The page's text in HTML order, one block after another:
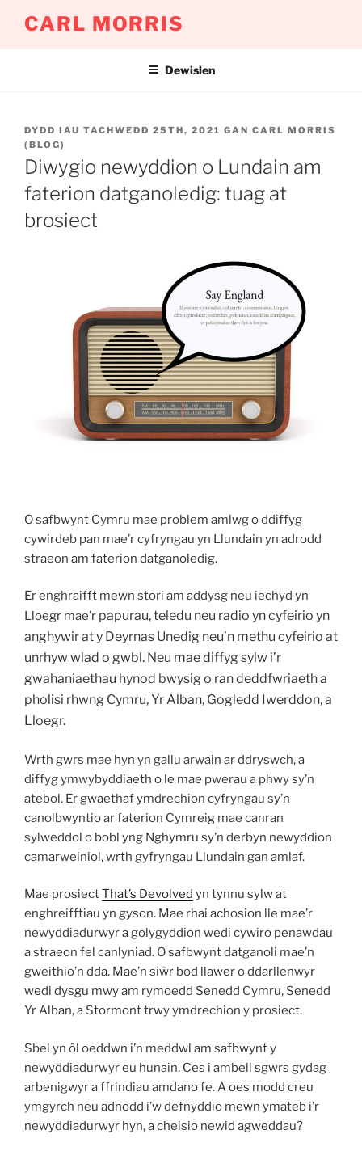
CARL MORRIS
Dewislen
COFNODWYD
AR
DYDD IAU TACHWEDD 25TH, 2021 GAN CARL MORRIS
(BLOG)
Diwygio newyddion o Lundain am
faterion datganoledig: tuag at
brosiect
O safbwynt Cymru mae problem amlwg o ddiffyg
cywirdeb pan mae’r cyfryngau yn Llundain yn adrodd
straeon am faterion datganoledig.
Er enghraifft mewn stori am addysg neu iechyd yn
Lloegr mae’r papurau, teledu neu radio yn cyfeirio yn
anghywir at y Deyrnas Unedig neu’n methu cyfeirio at
unrhyw wlad o gwbl. Neu mae diffyg sylw i’r
gwahaniaethau hynod bwysig o ran deddfwriaeth a
pholisi rhwng Cymru, Yr Alban, Gogledd Iwerddon, a
Lloegr.
Wrth gwrs mae hyn yn gallu arwain ar ddryswch, a
diffyg ymwybyddiaeth o le mae pwerau a phwy sy’n
atebol. Er gwaethaf ymdrechion cyfryngau sy’n
canolbwyntio ar faterion Cymreig mae canran
sylweddol o bobl yng Nghymru sy’n derbyn newyddion
camarweiniol, wrth gyfryngau Llundain gan amlaf.
Mae prosiectThat’s Devolved yn tynnu sylw at
enghreifftiau yn gyson. Mae rhai achosion lle mae’r
newyddiadurwyr a golygyddion wedi cywiro penawdau
a straeon fel canlyniad. O safbwynt datganoli mae’n
gweithio’n dda. Mae’n siŵr bod llawer o ddarllenwyr
wedi dysgu mwy am rymoedd Senedd Cymru, Senedd
Yr Alban, a Stormont trwy ymdrechion y prosiect.
Sbel yn ôl oeddwn i’n meddwl am safbwynt y
newyddiadurwyr eu hunain. Ces i ambell sgwrs gydag
arbenigwyr a ffrindiau amdano fe. A oes modd creu
ymgyrch neu adnodd i’w defnyddio mewn ymateb i’r
newyddiadurwyr hyn, a cheisio newid agweddau?